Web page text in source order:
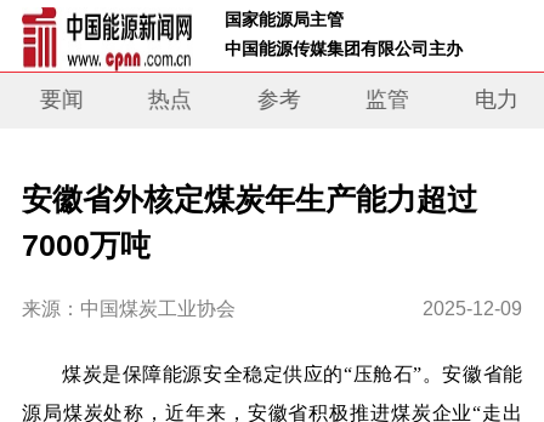
国家能源局主管
中国能源传媒集团有限公司主办
要闻 热点 参考 监管 电力
安徽省外核定煤炭年生产能力超过
7000万吨
来源：中国煤炭工业协会 2025-12-09
煤炭是保障能源安全稳定供应的“压舱石”。安徽省能
源局煤炭处称，近年来，安徽省积极推进煤炭企业“走出